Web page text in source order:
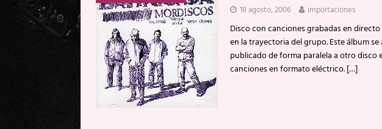
18 agosto, 2006 importaciones
Disco con canciones grabadas en
en la trayectoria del grupo. Este álbum
publicado de forma paralela a otro disco
canciones en formato eléctrico.[…]